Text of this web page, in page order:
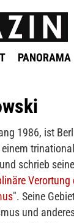
PANORAMA
1986, ist
schrieb
". Seine
und